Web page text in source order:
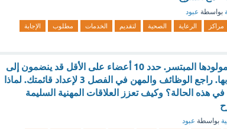
بواسطة عبود
مراكز الرعاية الصحية لتقديم الخدمات مطلوب
الإجابة
دخلت أمل المستشفى لتضع مولودها المبتسر. حدد 10 أعضاء على الأقل قد ينضمون إلى
فريق الرعاية الصحية الخاص بها. راجع الوظائف والمهن في الفصل 3 لإعداد قائمتك. لماذا
هذه الحالة؟ وكيف تعزز العلاقات المهنية السليمة
بواسطة عبود